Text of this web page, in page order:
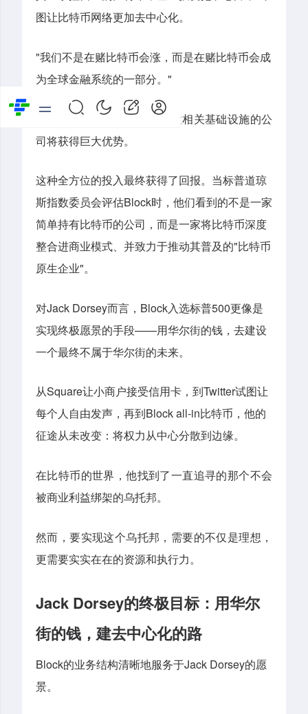
图让比特币网络更加去中心化。
"我们不是在赌比特币会涨，而是在赌比特币会成
为全球金融系统的一部分。 "
如果这个赌注成立，那么构建相关基础设施的公
司将获得巨大优势。
这种全方位的投入最终获得了回报。当标普道琼
斯指数委员会评估Block时，他们看到的不是一家
简单持有比特币的公司，而是一家将比特币深度
整合进商业模式、并致力于推动其普及的"比特币
原生企业"。
对Jack Dorsey而言， Block入选标普500更像是
实现终极愿景的手段——用华尔街的钱，去建设
一个最终不属于华尔街的未来。
从Square让小商户接受信用卡，到Twitter试图让
每个人自由发声，再到Block all-in比特币，他的
征途从未改变：将权力从中心分散到边缘。
在比特币的世界，他找到了一直追寻的那个不会
被商业利益绑架的乌托邦。
然而，要实现这个乌托邦，需要的不仅是理想，
更需要实实在在的资源和执行力。
Jack Dorsey的终极目标：用华尔
街的钱，建去中心化的路
Block的业务结构清晰地服务于Jack Dorsey的愿
景。